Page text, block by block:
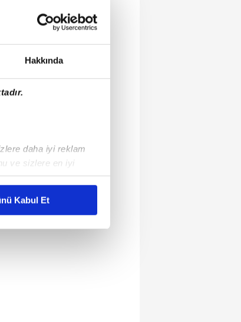
Hakkında
daha iyi reklam
ve sizlere en iyi
karşılamak
Kabul Et